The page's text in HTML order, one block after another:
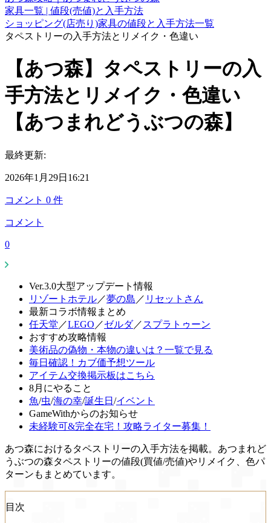
家具一覧 | 値段(売値)と入手方法
ショッピング(店売り)家具の値段と入手方法一覧
タペストリーの入手方法とリメイク・色違い
【あつ森】タペストリーの入
手方法とリメイク・色違い
【あつまれどうぶつの森】
最終更新:
2026年1月29日16:21
コメント 0 件
コメント
0
Ver.3.0大型アップデート情報
リゾートホテル／夢の島 ／ リセットさん
最新コラボ情報まとめ
任天堂 ／LEGO ／ゼルダ／ スプラトゥーン
おすすめ攻略情報
美術品の偽物・本物の違いは？一覧で見る
毎日確認！カブ価予想ツール
アイテム交換掲示板はこちら
8月にやること
魚/虫/海の幸/誕生日 /イベント
GameWithからのお知らせ
未経験可&完全在宅！攻略ライター募集！
あつ森におけるタペストリーの入手方法を掲載。あつまれど
うぶつの森タペストリーの値段(買値/売値)やリメイク、色パ
ターンもまとめています。
目次